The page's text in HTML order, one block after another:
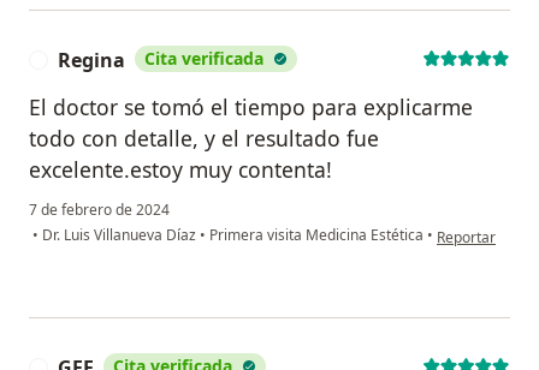
Regina Cita verificada
El doctor se tomó el tiempo para explicarme
todo con detalle, y el resultado fue
excelente.estoy muy contenta!
7 de febrero de 2024
• Dr. Luis Villanueva Díaz • Primera visita Medicina Estética • en opinión del
Reportar